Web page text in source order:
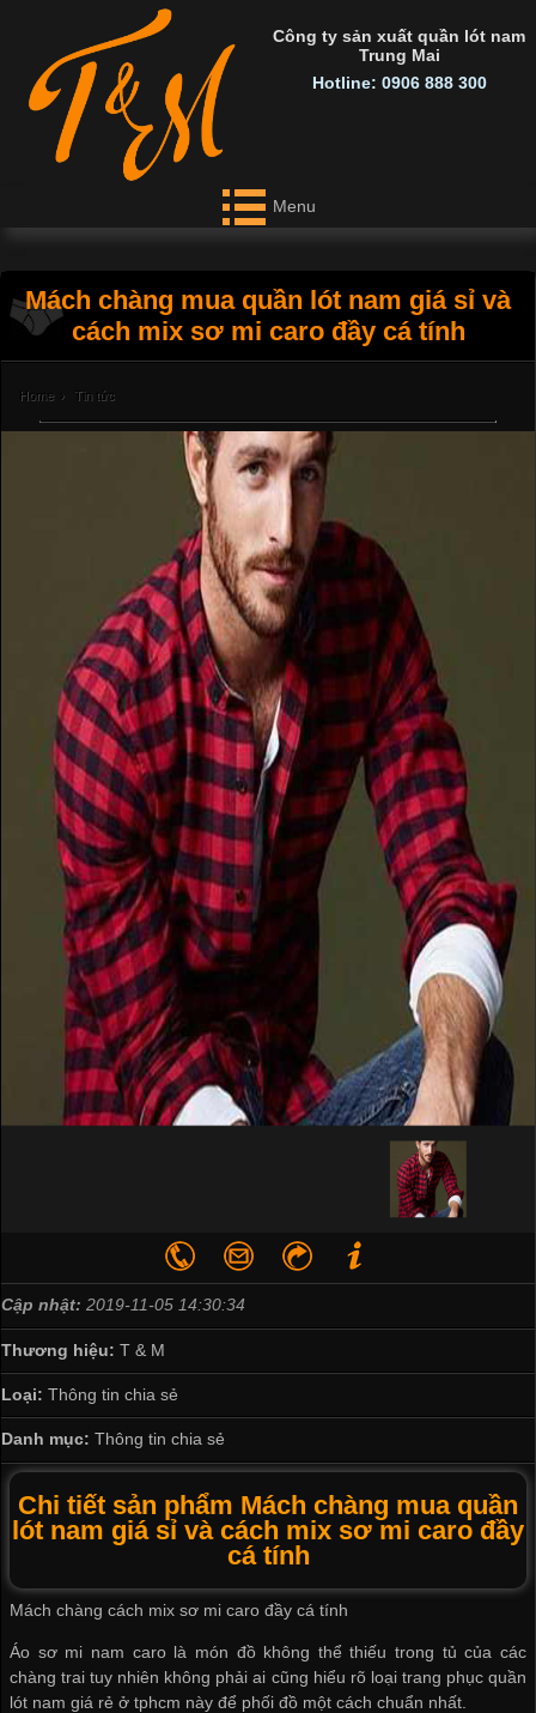
Công ty sản xuất quần lót nam
Trung Mai
Hotline: 0906 888 300
Menu
Mách chàng mua quần lót nam giá sỉ và
cách mix sơ mi caro đầy cá tính
Home › Tin tức
Cập nhật: 2019-11-05 14:30:34
Thương hiệu: T & M
Loại: Thông tin chia sẻ
Danh mục: Thông tin chia sẻ
Chi tiết sản phẩm Mách chàng mua quần
lót nam giá sỉ và cách mix sơ mi caro đầy
cá tính
Mách chàng cách mix sơ mi caro đầy cá tính
Áo sơ mi nam caro là món đồ không thể thiếu trong tủ của các
chàng trai tuy nhiên không phải ai cũng hiểu rõ loại trang phục quần
lót nam giá rẻ ở tphcm này để phối đồ một cách chuẩn nhất.